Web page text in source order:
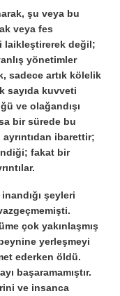
şu veya bu
veya fes
laikleştirerek değil;
yönetimler
sadece artık kölelik
sayıda kuvveti
ve olağandışı
bir sürede bu
ibarettir;
fakat bir
şeyleri
çok yakınlaşmış
yerleşmeyi
ederken öldü.
başaramamıştır.
ve insanca